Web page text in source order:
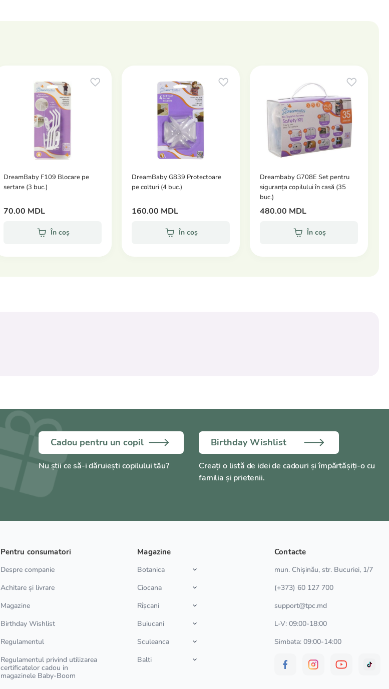
DreamBaby F109 Blocare pe
sertare (3 buc.)
70.00 MDL
În coș
DreamBaby G839 Protectoare
pe colturi (4 buc.)
160.00 MDL
În coș
Dreambaby G708E Set pentru
siguranța copilului în casă (35
buc.)
480.00 MDL
În coș
Cadou pentru un copil
Nu știi ce să-i dăruiești copilului tău?
Birthday Wishlist
Creați o listă de idei de cadouri și împărtășiți-o cu
familia și prietenii.
Pentru consumatori
Despre companie
Achitare și livrare
Magazine
Birthday Wishlist
Regulamentul
Regulamentul privind utilizarea
certificatelor cadou in
magazinele Baby-Boom
Magazine
Botanica
Ciocana
Rîșcani
Buiucani
Sculeanca
Balti
Contacte
mun. Chișinău, str. Bucuriei, 1/7
(+373) 60 127 700
support@tpc.md
L-V: 09:00-18:00
Simbata: 09:00-14:00